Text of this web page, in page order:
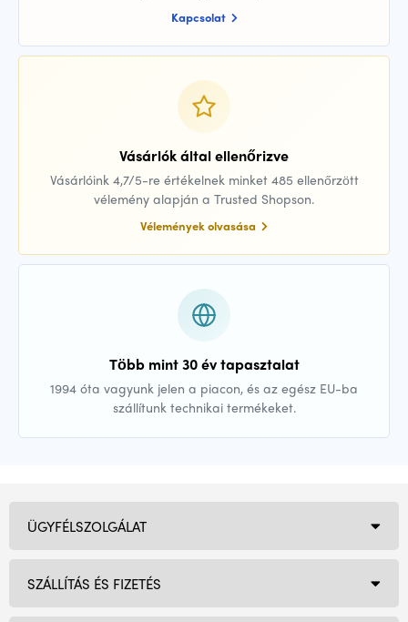
Kapcsolat
Vásárlók által ellenőrizve
Vásárlóink 4,7/5-re értékelnek minket 485 ellenőrzött
vélemény alapján a Trusted Shopson.
Vélemények olvasása
Több mint 30 év tapasztalat
1994 óta vagyunk jelen a piacon, és az egész EU-ba
szállítunk technikai termékeket.
ÜGYFÉLSZOLGÁLAT
SZÁLLÍTÁS ÉS FIZETÉS